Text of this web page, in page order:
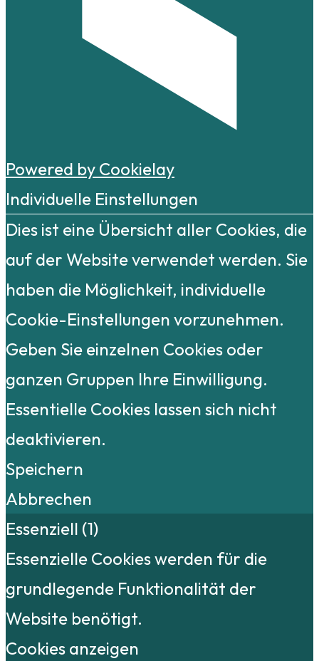
Powered by Cookielay
Individuelle Einstellungen
Dies ist eine Übersicht aller Cookies, die
auf der Website verwendet werden. Sie
haben die Möglichkeit, individuelle
Cookie-Einstellungen vorzunehmen.
Geben Sie einzelnen Cookies oder
ganzen Gruppen Ihre Einwilligung.
Essentielle Cookies lassen sich nicht
deaktivieren.
Speichern
Abbrechen
Essenziell (1)
Essenzielle Cookies werden für die
grundlegende Funktionalität der
Website benötigt.
Cookies anzeigen